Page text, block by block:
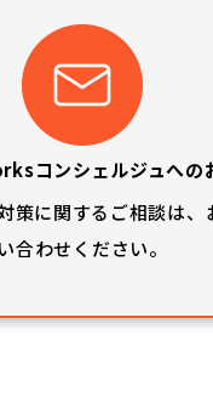
コンシェルジュへの
策に関するご相談は、
い合わせください。